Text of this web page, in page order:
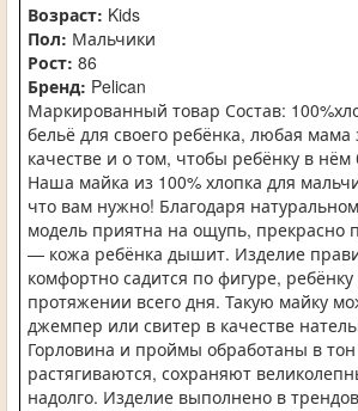
Возраст: Kids
Пол: Мальчики
Рост: 86
Бренд: Pelican
Маркированный товар Состав:
бельё для своего ребёнка, любая мама
качестве и о том, чтобы ребёнку в
Наша майка из 100% хлопка для
что вам нужно! Благодаря
модель приятна на ощупь, прекрасно
— кожа ребёнка дышит. Изделие
комфортно садится по фигуре,
протяжении всего дня. Такую майку
джемпер или свитер в качестве
Горловина и проймы обработаны в
растягиваются, сохраняют
надолго. Изделие выполнено в